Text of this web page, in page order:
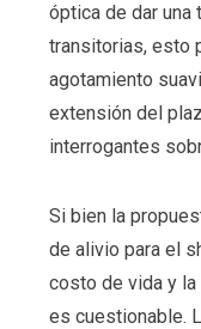
óptica de dar una
transitorias, esto
agotamiento
extensión del
interrogantes
Si bien la
de alivio para el
costo de vida y
es cuestionable.